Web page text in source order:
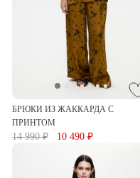
БРЮКИ ИЗ ЖАККАРДА С
ПРИНТОМ
14 990 ₽ 10 490 ₽